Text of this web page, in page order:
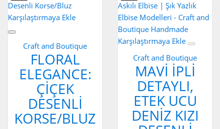
Karşılaştırmaya Ekle
Craft and Boutique
FLORAL
ELEGANCE:
ÇIÇEK
DESENLI
KORSE/BLUZ
Karşılaştırmaya Ekle
Craft and Boutique
MAVI İPLI
DETAYLI,
ETEK UCU
DENIZ KIZI